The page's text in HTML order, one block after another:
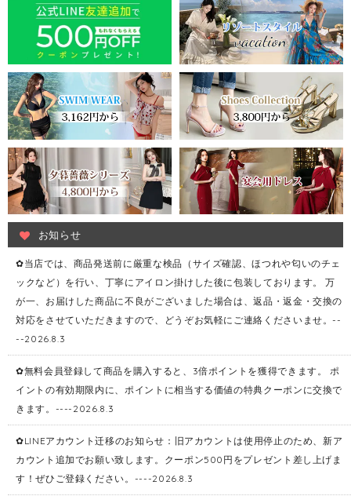
お知らせ
✿当店では、商品発送前に厳重な検品（サイズ確認、ほつれや匂いのチェ
ックなど）を行い、丁寧にアイロン掛けした後に包装しております。 万
が一、お届けした商品に不良がございました場合は、返品・返金・交換の
対応をさせていただきますので、どうぞお気軽にご連絡くださいませ。--
--2026.8.3
✿無料会員登録して商品を購入すると、3倍ポイントを獲得できます。 ポ
イントの有効期限内に、ポイントに相当する価値の特典クーポンに交換で
きます。----2026.8.3
✿LINEアカウント迁移のお知らせ：旧アカウントは使用停止のため、新ア
カウント追加でお願い致します。クーポン500円をプレゼント差し上げま
す！ぜひご登録ください。----2026.8.3